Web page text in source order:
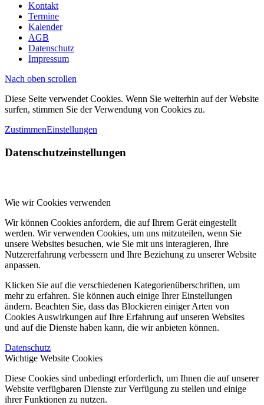
Kontakt
Termine
Kalender
AGB
Datenschutz
Impressum
Nach oben scrollen
Diese Seite verwendet Cookies. Wenn Sie weiterhin auf der Website
surfen, stimmen Sie der Verwendung von Cookies zu.
ZustimmenEinstellungen
Datenschutzeinstellungen
Wie wir Cookies verwenden
Wir können Cookies anfordern, die auf Ihrem Gerät eingestellt
werden. Wir verwenden Cookies, um uns mitzuteilen, wenn Sie
unsere Websites besuchen, wie Sie mit uns interagieren, Ihre
Nutzererfahrung verbessern und Ihre Beziehung zu unserer Website
anpassen.
Klicken Sie auf die verschiedenen Kategorienüberschriften, um
mehr zu erfahren. Sie können auch einige Ihrer Einstellungen
ändern. Beachten Sie, dass das Blockieren einiger Arten von
Cookies Auswirkungen auf Ihre Erfahrung auf unseren Websites
und auf die Dienste haben kann, die wir anbieten können.
Datenschutz
Wichtige Website Cookies
Diese Cookies sind unbedingt erforderlich, um Ihnen die auf unserer
Website verfügbaren Dienste zur Verfügung zu stellen und einige
ihrer Funktionen zu nutzen.